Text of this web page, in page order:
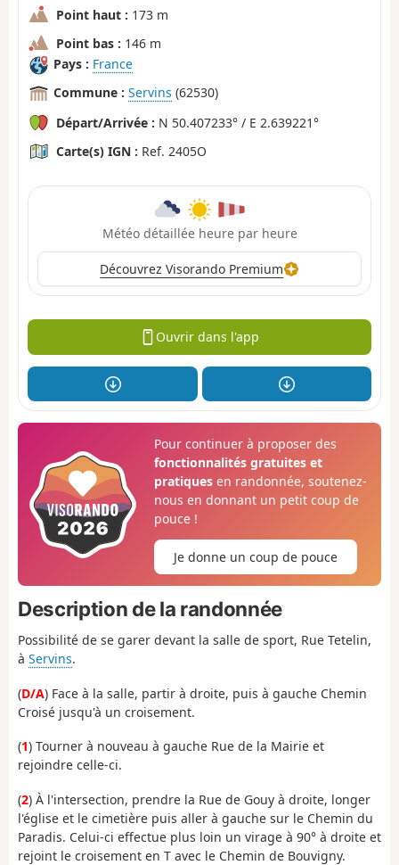
Point haut : 173 m
Point bas : 146 m
Pays : France
Commune : Servins (62530)
Départ/Arrivée : N 50.407233° / E 2.639221°
Carte(s) IGN : Ref. 2405O
Météo détaillée heure par heure
Découvrez Visorando Premium
Ouvrir dans l'app
Pour continuer à proposer des
fonctionnalités gratuites et
pratiquesen randonnée, soutenez-
nous en donnant un petit coup de
pouce !
Je donne un coup de pouce
Description de la randonnée
Possibilité de se garer devant la salle de sport, Rue Tetelin,
à Servins.
(D/A) Face à la salle, partir à droite, puis à gauche Chemin
Croisé jusqu'à un croisement.
(1) Tourner à nouveau à gauche Rue de la Mairie et
rejoindre celle-ci.
(2) À l'intersection, prendre la Rue de Gouy à droite, longer
l'église et le cimetière puis aller à gauche sur le Chemin du
Paradis. Celui-ci effectue plus loin un virage à 90° à droite et
rejoint le croisement en T avec le Chemin de Bouvigny.